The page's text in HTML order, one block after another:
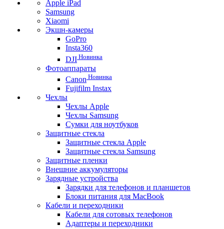
Apple iPad
Samsung
Xiaomi
Экшн-камеры
GoPro
Insta360
DJI Новинка
Фотоаппараты
Canon Новинка
Fujifilm Instax
Чехлы
Чехлы Apple
Чехлы Samsung
Сумки для ноутбуков
Защитные стекла
Защитные стекла Apple
Защитные стекла Samsung
Защитные пленки
Внешние аккумуляторы
Зарядные устройства
Зарядки для телефонов и планшетов
Блоки питания для MacBook
Кабели и переходники
Кабели для сотовых телефонов
Адаптеры и переходники